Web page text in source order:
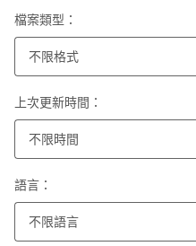
檔案類型：
不限格式
上次更新時間：
不限時間
語言：
不限語言